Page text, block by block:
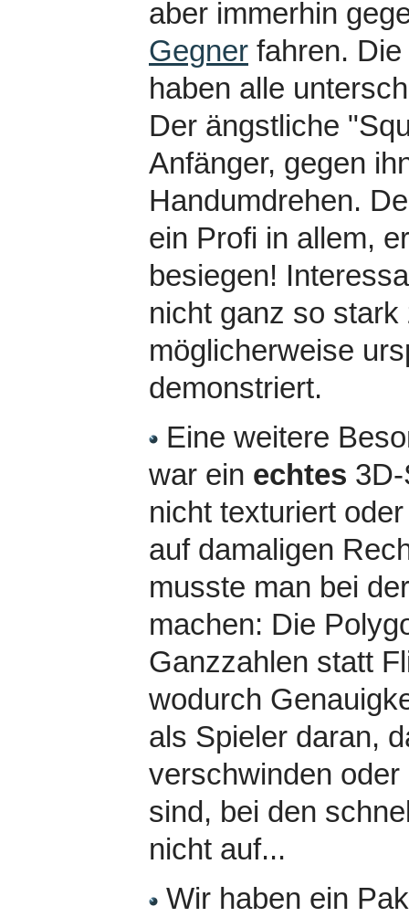
aber immerhin
Gegner fahren.
haben alle
Der ängstliche
Anfänger, gegen
Handumdrehen.
ein Profi in allem,
besiegen!
nicht ganz so
möglicherweise
demonstriert.
Eine weitere
war ein echtes
nicht texturiert
auf damaligen
musste man bei
machen: Die
Ganzzahlen statt
wodurch
als Spieler daran,
verschwinden
sind, bei den
nicht auf...
Wir haben ein